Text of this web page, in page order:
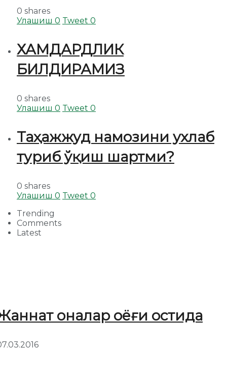
0 shares
Улашиш 0 Tweet 0
ХАМДАРДЛИК
БИЛДИРАМИЗ
0 shares
Улашиш 0 Tweet 0
Таҳажжуд намозини ухлаб
туриб ўқиш шартми?
0 shares
Улашиш 0 Tweet 0
Trending
Comments
Latest
оналар оёғи остида